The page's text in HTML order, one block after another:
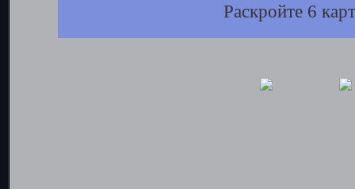
Раскройте 6 карт